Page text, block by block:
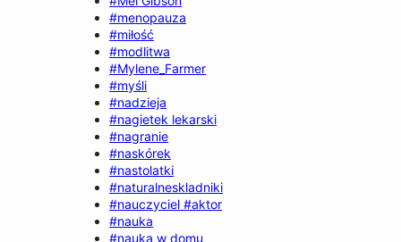
#menopauza
#miłość
#modlitwa
#Mylene_Farmer
#myśli
#nadzieja
#nagietek lekarski
#nagranie
#naskórek
#nastolatki
#naturalneskladniki
#nauczyciel #aktor
#nauka
#nauka w domu